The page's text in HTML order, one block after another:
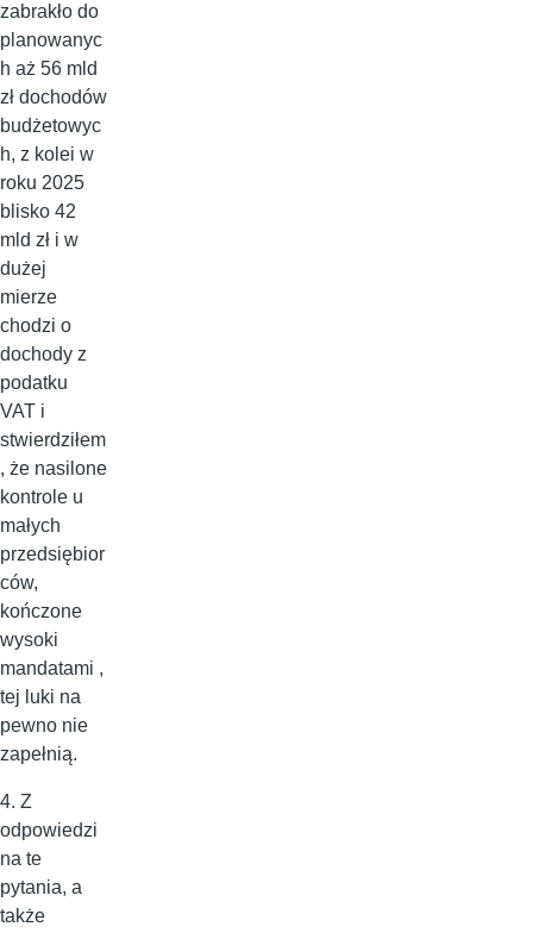
zabrakło do
planowanyc
h aż 56 mld
zł dochodów
budżetowyc
h, z kolei w
roku 2025
blisko 42
mld zł i w
dużej
mierze
chodzi o
dochody z
podatku
VAT i
stwierdziłem
, że nasilone
kontrole u
małych
przedsiębior
ców,
kończone
wysoki
mandatami ,
tej luki na
pewno nie
zapełnią.
4. Z
odpowiedzi
na te
pytania, a
także